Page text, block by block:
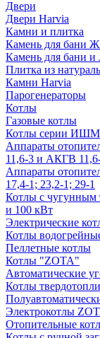
Двери
Двери Harvia
Камни и плитка
Камень для бани
Камень для бани и
Плитка из
Камни Harvia
Парогенераторы
Котлы
Газовые котлы
Котлы серии
Аппараты
11,6-3 и АКГВ
Аппараты
17,4-1; 23,2-1; 29-1
Котлы с чугунным
и 100 кВт
Электрические
Котлы
Пеллетные котлы
Котлы "ZOTA"
Автоматические
Котлы
Электрокотлы
Отопительные